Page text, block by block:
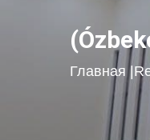
Главная |